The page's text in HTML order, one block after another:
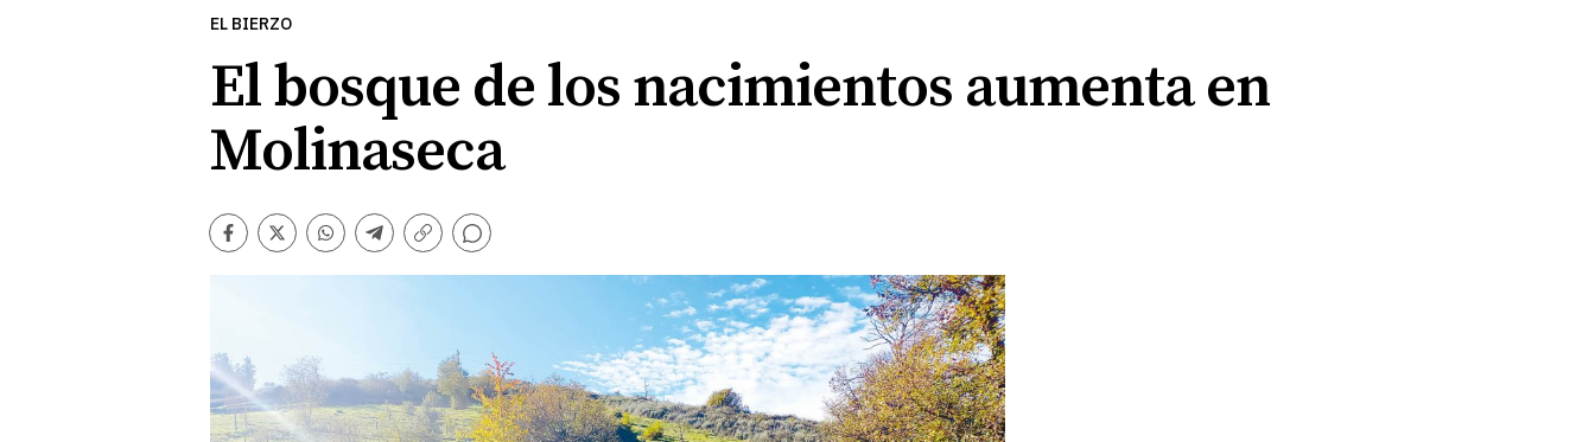
EL BIERZO
El bosque de los nacimientos aumenta en
Molinaseca
Facebook
TwitterWhatsapp
Telegram
Copiar
enlace
Comentarios